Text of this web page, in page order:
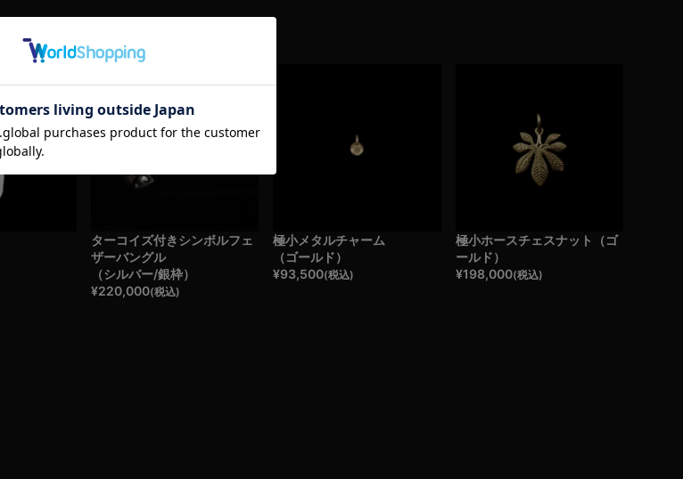
ターコイズ付きシンボルフェ
ザーバングル
（シルバー/銀枠）
¥220,000(税込)
極小メタルチャーム
（ゴールド）
¥93,500(税込)
極小ホースチェスナット（ゴ
ールド）
¥198,000(税込)